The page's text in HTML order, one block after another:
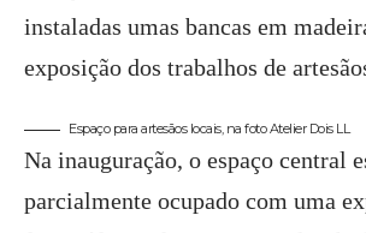
instaladas umas bancas em
exposição dos trabalhos de
Espaço para artesãos locais, na foto Atelier Dois LL
Na inauguração, o espaço central
parcialmente ocupado com uma